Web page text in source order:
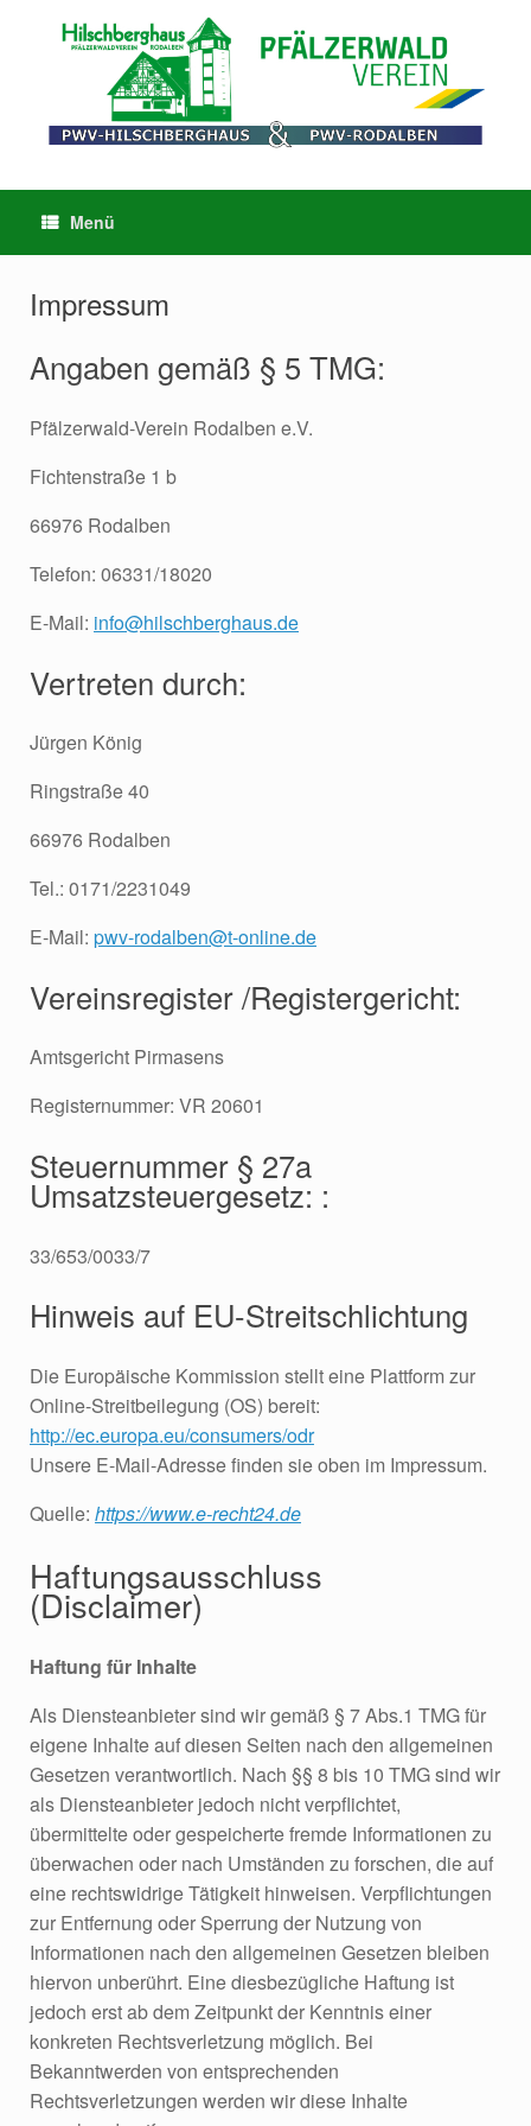
Menü
Impressum
Angaben gemäß § 5 TMG:
Pfälzerwald-Verein Rodalben e.V.
Fichtenstraße 1 b
66976 Rodalben
Telefon: 06331/18020
E-Mail: info@hilschberghaus.de
Vertreten durch:
Jürgen König
Ringstraße 40
66976 Rodalben
Tel.: 0171/2231049
E-Mail: pwv-rodalben@t-online.de
Vereinsregister /Registergericht:
Amtsgericht Pirmasens
Registernummer: VR 20601
Steuernummer § 27a
Umsatzsteuergesetz: :
33/653/0033/7
Hinweis auf EU-Streitschlichtung
Die Europäische Kommission stellt eine Plattform zur
Online-Streitbeilegung (OS) bereit:
http://ec.europa.eu/consumers/odr
Unsere E-Mail-Adresse finden sie oben im Impressum.
Quelle: https://www.e-recht24.de
Haftungsausschluss
(Disclaimer)
Haftung für Inhalte
Als Diensteanbieter sind wir gemäß § 7 Abs.1 TMG für
eigene Inhalte auf diesen Seiten nach den allgemeinen
Gesetzen verantwortlich. Nach §§ 8 bis 10 TMG sind wir
als Diensteanbieter jedoch nicht verpflichtet,
übermittelte oder gespeicherte fremde Informationen zu
überwachen oder nach Umständen zu forschen, die auf
eine rechtswidrige Tätigkeit hinweisen. Verpflichtungen
zur Entfernung oder Sperrung der Nutzung von
Informationen nach den allgemeinen Gesetzen bleiben
hiervon unberührt. Eine diesbezügliche Haftung ist
jedoch erst ab dem Zeitpunkt der Kenntnis einer
konkreten Rechtsverletzung möglich. Bei
Bekanntwerden von entsprechenden
Rechtsverletzungen werden wir diese Inhalte